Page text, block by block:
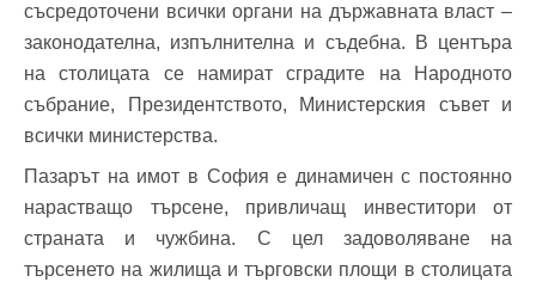
съсредоточени всички органи на държавната власт –
законодателна, изпълнителна и съдебна. В центъра
на столицата се намират сградите на Народното
събрание, Президентството, Министерския съвет и
всички министерства.
Пазарът на имот в София е динамичен с постоянно
нарастващо търсене, привличащ инвеститори от
страната и чужбина. С цел задоволяване на
търсенето на жилища и търговски площи в столицата